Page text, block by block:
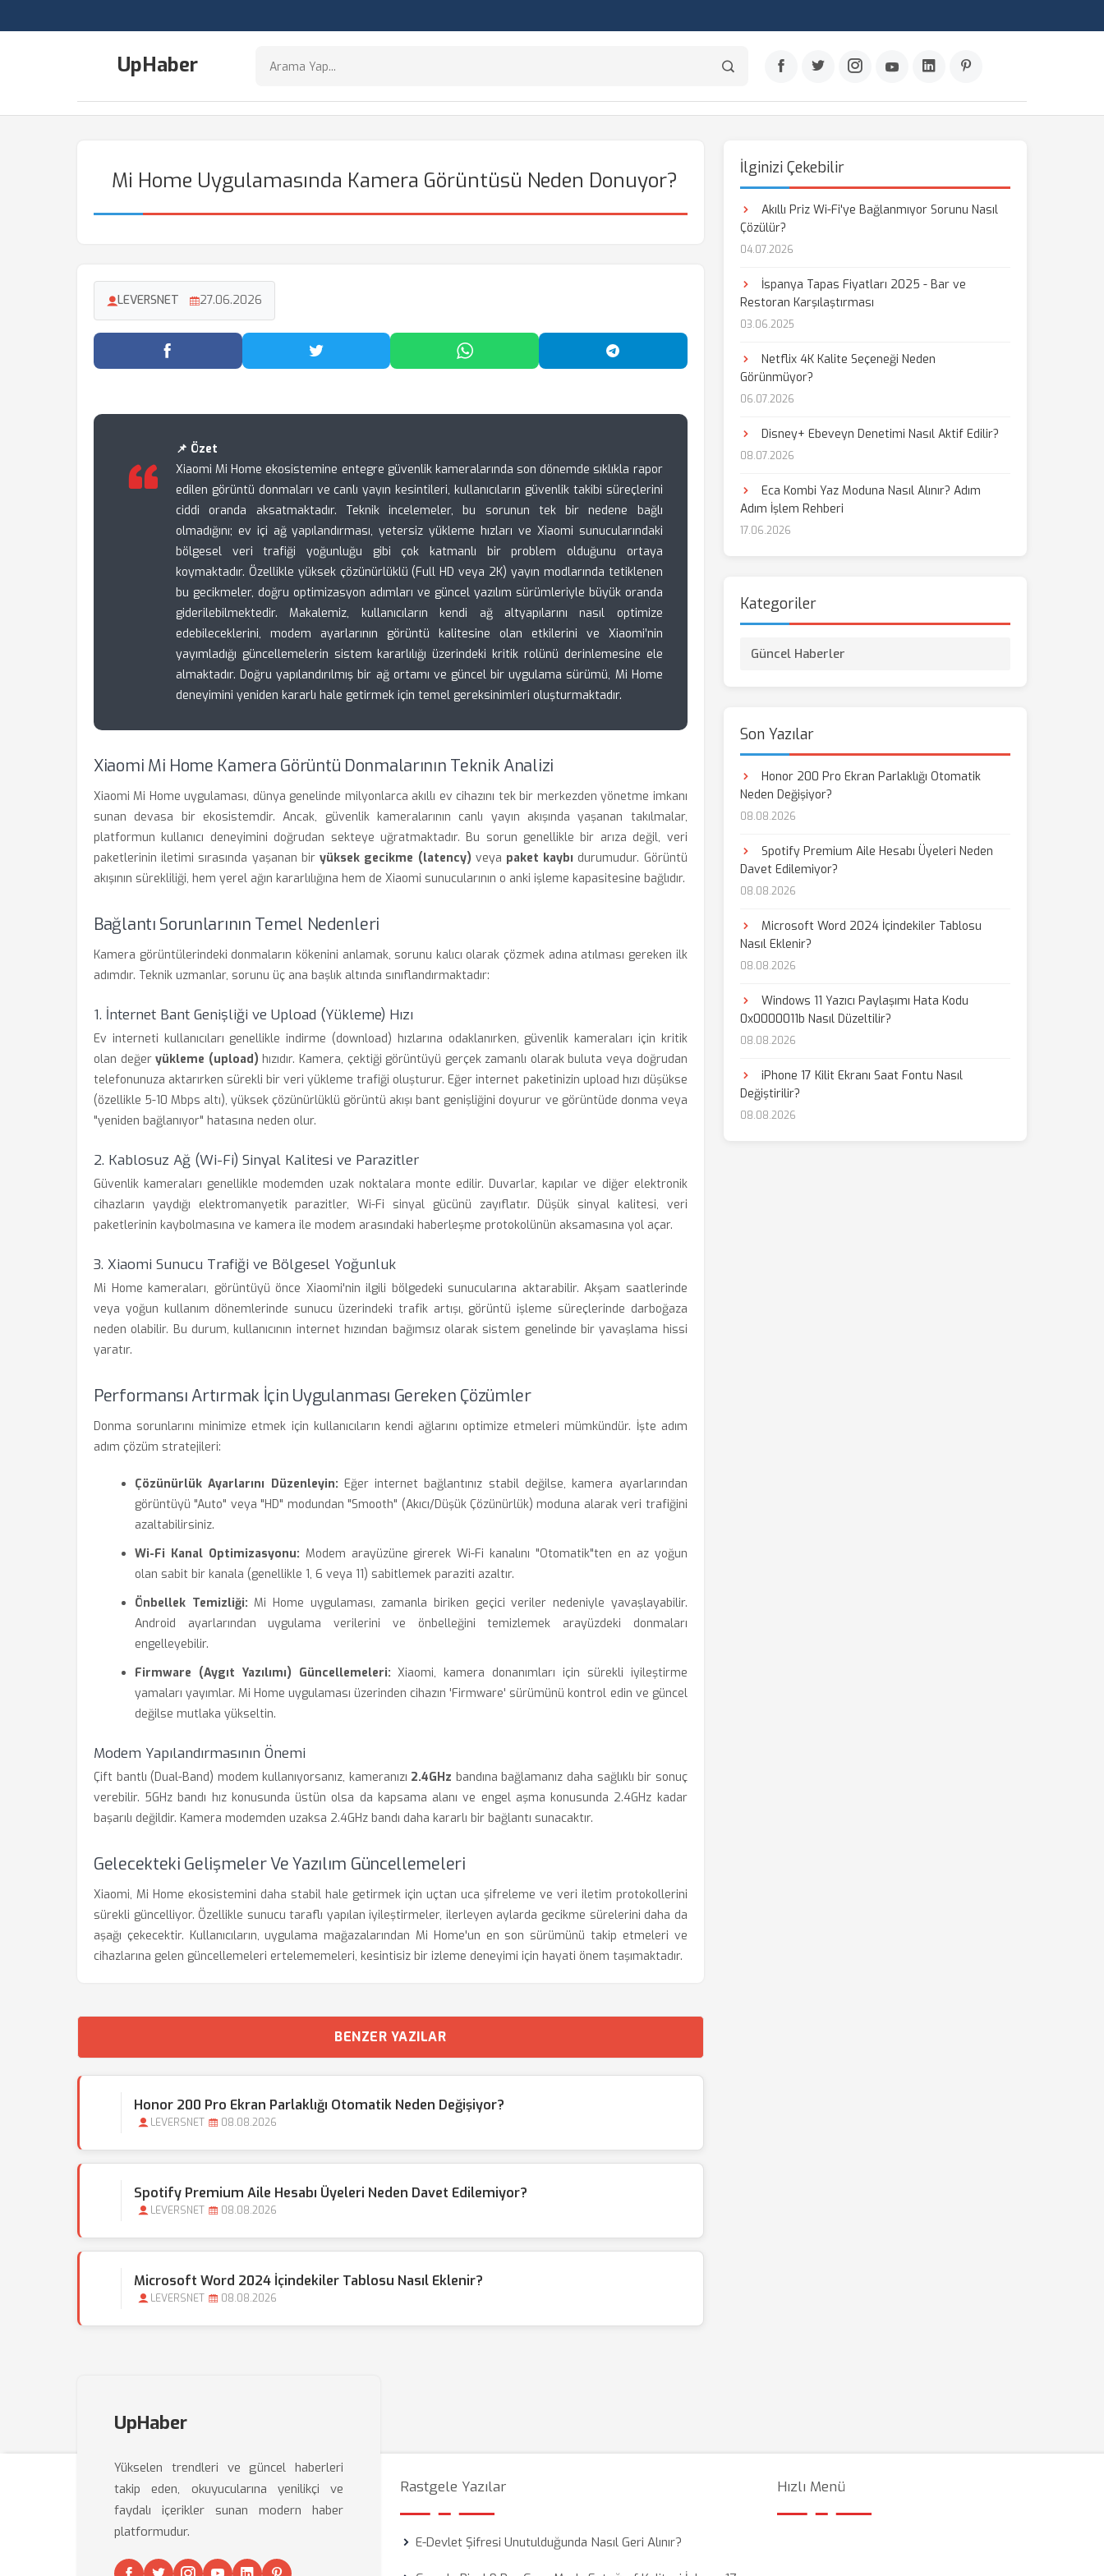
UpHaber
Mi Home Uygulamasında Kamera Görüntüsü Neden Donuyor?
LEVERSNET 27.06.2026
Facebook'ta Paylaş Twitter'da Paylaş WhatsApp'ta Paylaş Telegram'da Paylaş
📌 Özet
Xiaomi Mi Home ekosistemine entegre güvenlik kameralarında son dönemde sıklıkla rapor
edilen görüntü donmaları ve canlı yayın kesintileri, kullanıcıların güvenlik takibi süreçlerini
ciddi oranda aksatmaktadır. Teknik incelemeler, bu sorunun tek bir nedene bağlı
olmadığını; ev içi ağ yapılandırması, yetersiz yükleme hızları ve Xiaomi sunucularındaki
bölgesel veri trafiği yoğunluğu gibi çok katmanlı bir problem olduğunu ortaya
koymaktadır. Özellikle yüksek çözünürlüklü (Full HD veya 2K) yayın modlarında tetiklenen
bu gecikmeler, doğru optimizasyon adımları ve güncel yazılım sürümleriyle büyük oranda
giderilebilmektedir. Makalemiz, kullanıcıların kendi ağ altyapılarını nasıl optimize
edebileceklerini, modem ayarlarının görüntü kalitesine olan etkilerini ve Xiaomi’nin
yayımladığı güncellemelerin sistem kararlılığı üzerindeki kritik rolünü derinlemesine ele
almaktadır. Doğru yapılandırılmış bir ağ ortamı ve güncel bir uygulama sürümü, Mi Home
deneyimini yeniden kararlı hale getirmek için temel gereksinimleri oluşturmaktadır.
Xiaomi Mi Home Kamera Görüntü Donmalarının Teknik Analizi
Xiaomi Mi Home uygulaması, dünya genelinde milyonlarca akıllı ev cihazını tek bir merkezden yönetme imkanı
sunan devasa bir ekosistemdir. Ancak, güvenlik kameralarının canlı yayın akışında yaşanan takılmalar,
platformun kullanıcı deneyimini doğrudan sekteye uğratmaktadır. Bu sorun genellikle bir arıza değil, veri
paketlerinin iletimi sırasında yaşanan biryüksek gecikme (latency) veya paket kaybı durumudur. Görüntü
akışının sürekliliği, hem yerel ağın kararlılığına hem de Xiaomi sunucularının o anki işleme kapasitesine bağlıdır.
Bağlantı Sorunlarının Temel Nedenleri
Kamera görüntülerindeki donmaların kökenini anlamak, sorunu kalıcı olarak çözmek adına atılması gereken ilk
adımdır. Teknik uzmanlar, sorunu üç ana başlık altında sınıflandırmaktadır:
1. İnternet Bant Genişliği ve Upload (Yükleme) Hızı
Ev interneti kullanıcıları genellikle indirme (download) hızlarına odaklanırken, güvenlik kameraları için kritik
olan değeryükleme (upload) hızıdır. Kamera, çektiği görüntüyü gerçek zamanlı olarak buluta veya doğrudan
telefonunuza aktarırken sürekli bir veri yükleme trafiği oluşturur. Eğer internet paketinizin upload hızı düşükse
(özellikle 5-10 Mbps altı), yüksek çözünürlüklü görüntü akışı bant genişliğini doyurur ve görüntüde donma veya
"yeniden bağlanıyor" hatasına neden olur.
2. Kablosuz Ağ (Wi-Fi) Sinyal Kalitesi ve Parazitler
Güvenlik kameraları genellikle modemden uzak noktalara monte edilir. Duvarlar, kapılar ve diğer elektronik
cihazların yaydığı elektromanyetik parazitler, Wi-Fi sinyal gücünü zayıflatır. Düşük sinyal kalitesi, veri
paketlerinin kaybolmasına ve kamera ile modem arasındaki haberleşme protokolünün aksamasına yol açar.
3. Xiaomi Sunucu Trafiği ve Bölgesel Yoğunluk
Mi Home kameraları, görüntüyü önce Xiaomi'nin ilgili bölgedeki sunucularına aktarabilir. Akşam saatlerinde
veya yoğun kullanım dönemlerinde sunucu üzerindeki trafik artışı, görüntü işleme süreçlerinde darboğaza
neden olabilir. Bu durum, kullanıcının internet hızından bağımsız olarak sistem genelinde bir yavaşlama hissi
yaratır.
Performansı Artırmak İçin Uygulanması Gereken Çözümler
Donma sorunlarını minimize etmek için kullanıcıların kendi ağlarını optimize etmeleri mümkündür. İşte adım
adım çözüm stratejileri:
Çözünürlük Ayarlarını Düzenleyin: Eğer internet bağlantınız stabil değilse, kamera ayarlarından
görüntüyü "Auto" veya "HD" modundan "Smooth" (Akıcı/Düşük Çözünürlük) moduna alarak veri trafiğini
azaltabilirsiniz.
Wi-Fi Kanal Optimizasyonu: Modem arayüzüne girerek Wi-Fi kanalını "Otomatik"ten en az yoğun
olan sabit bir kanala (genellikle 1, 6 veya 11) sabitlemek paraziti azaltır.
Önbellek Temizliği: Mi Home uygulaması, zamanla biriken geçici veriler nedeniyle yavaşlayabilir.
Android ayarlarından uygulama verilerini ve önbelleğini temizlemek arayüzdeki donmaları
engelleyebilir.
Firmware (Aygıt Yazılımı) Güncellemeleri: Xiaomi, kamera donanımları için sürekli iyileştirme
yamaları yayımlar. Mi Home uygulaması üzerinden cihazın 'Firmware' sürümünü kontrol edin ve güncel
değilse mutlaka yükseltin.
Modem Yapılandırmasının Önemi
Çift bantlı (Dual-Band) modem kullanıyorsanız, kameranızı 2.4GHz bandına bağlamanız daha sağlıklı bir sonuç
verebilir. 5GHz bandı hız konusunda üstün olsa da kapsama alanı ve engel aşma konusunda 2.4GHz kadar
başarılı değildir. Kamera modemden uzaksa 2.4GHz bandı daha kararlı bir bağlantı sunacaktır.
Gelecekteki Gelişmeler Ve Yazılım Güncellemeleri
Xiaomi, Mi Home ekosistemini daha stabil hale getirmek için uçtan uca şifreleme ve veri iletim protokollerini
sürekli güncelliyor. Özellikle sunucu taraflı yapılan iyileştirmeler, ilerleyen aylarda gecikme sürelerini daha da
aşağı çekecektir. Kullanıcıların, uygulama mağazalarından Mi Home'un en son sürümünü takip etmeleri ve
cihazlarına gelen güncellemeleri ertelememeleri, kesintisiz bir izleme deneyimi için hayati önem taşımaktadır.
BENZER YAZILAR
Honor 200 Pro Ekran Parlaklığı Otomatik Neden Değişiyor?
LEVERSNET 08.08.2026
Spotify Premium Aile Hesabı Üyeleri Neden Davet Edilemiyor?
LEVERSNET 08.08.2026
Microsoft Word 2024 İçindekiler Tablosu Nasıl Eklenir?
LEVERSNET 08.08.2026
İlginizi Çekebilir
Akıllı Priz Wi-Fi'ye Bağlanmıyor Sorunu Nasıl
Çözülür?
04.07.2026
İspanya Tapas Fiyatları 2025 - Bar ve
Restoran Karşılaştırması
03.06.2025
Netflix 4K Kalite Seçeneği Neden
Görünmüyor?
06.07.2026
Disney+ Ebeveyn Denetimi Nasıl Aktif Edilir?
08.07.2026
Eca Kombi Yaz Moduna Nasıl Alınır? Adım
Adım İşlem Rehberi
17.06.2026
Kategoriler
Güncel Haberler
Son Yazılar
Honor 200 Pro Ekran Parlaklığı Otomatik
Neden Değişiyor?
08.08.2026
Spotify Premium Aile Hesabı Üyeleri Neden
Davet Edilemiyor?
08.08.2026
Microsoft Word 2024 İçindekiler Tablosu
Nasıl Eklenir?
08.08.2026
Windows 11 Yazıcı Paylaşımı Hata Kodu
0x0000011b Nasıl Düzeltilir?
08.08.2026
iPhone 17 Kilit Ekranı Saat Fontu Nasıl
Değiştirilir?
08.08.2026
UpHaber
Yükselen trendleri ve güncel haberleri
takip eden, okuyucularına yenilikçi ve
faydalı içerikler sunan modern haber
platformudur.
Rastgele Yazılar
E-Devlet Şifresi Unutulduğunda Nasıl Geri Alınır?
Hızlı Menü